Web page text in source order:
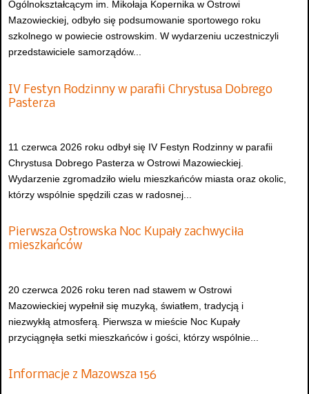
Ogólnokształcącym im. Mikołaja Kopernika w Ostrowi
Mazowieckiej, odbyło się podsumowanie sportowego roku
szkolnego w powiecie ostrowskim. W wydarzeniu uczestniczyli
przedstawiciele samorządów...
IV Festyn Rodzinny w parafii Chrystusa Dobrego
Pasterza
11 czerwca 2026 roku odbył się IV Festyn Rodzinny w parafii
Chrystusa Dobrego Pasterza w Ostrowi Mazowieckiej.
Wydarzenie zgromadziło wielu mieszkańców miasta oraz okolic,
którzy wspólnie spędzili czas w radosnej...
Pierwsza Ostrowska Noc Kupały zachwyciła
mieszkańców
20 czerwca 2026 roku teren nad stawem w Ostrowi
Mazowieckiej wypełnił się muzyką, światłem, tradycją i
niezwykłą atmosferą. Pierwsza w mieście Noc Kupały
przyciągnęła setki mieszkańców i gości, którzy wspólnie...
Informacje z Mazowsza 156